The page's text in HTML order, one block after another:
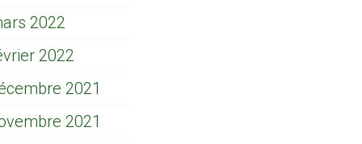
2022
2022
2021
2021